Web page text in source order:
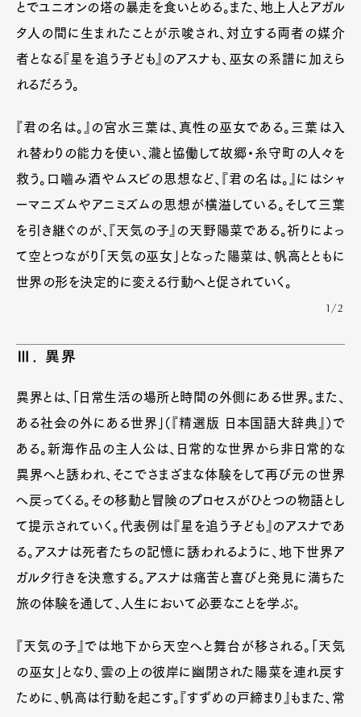
とでユニオンの塔の暴走を食いとめる。また、地上人とアガル
タ人の間に生まれたことが示唆され、対立する両者の媒介
者となる『星を追う子ども』のアスナも、巫女の系譜に加えら
れるだろう。
『君の名は。』の宮水三葉は、真性の巫女である。三葉は入
れ替わりの能力を使い、瀧と協働して故郷・糸守町の人々を
救う。口嚙み酒やムスビの思想など、『君の名は。』にはシャ
ーマニズムやアニミズムの思想が横溢している。そして三葉
を引き継ぐのが、『天気の子』の天野陽菜である。祈りによっ
て空とつながり「天気の巫女」となった陽菜は、帆高とともに
世界の形を決定的に変える行動へと促されていく。
1/2
Ⅲ. 異界
異界とは、「日常生活の場所と時間の外側にある世界。また、
ある社会の外にある世界」（『精選版 日本国語大辞典』）で
ある。新海作品の主人公は、日常的な世界から非日常的な
異界へと誘われ、そこでさまざまな体験をして再び元の世界
へ戻ってくる。その移動と冒険のプロセスがひとつの物語とし
て提示されていく。代表例は『星を追う子ども』のアスナであ
る。アスナは死者たちの記憶に誘われるように、地下世界ア
ガルタ行きを決意する。アスナは痛苦と喜びと発見に満ちた
旅の体験を通して、人生において必要なことを学ぶ。
『天気の子』では地下から天空へと舞台が移される。「天気
の巫女」となり、雲の上の彼岸に幽閉された陽菜を連れ戻す
ために、帆高は行動を起こす。『すずめの戸締まり』もまた、常